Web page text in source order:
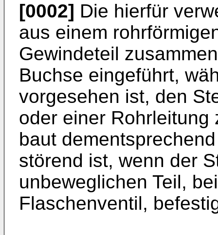
[0002] Die hierfür
aus einem
Gewindeteil
Buchse eingeführt,
vorgesehen ist, den
oder einer
baut
störend ist, wenn der
unbeweglichen Teil,
Flaschenventil,